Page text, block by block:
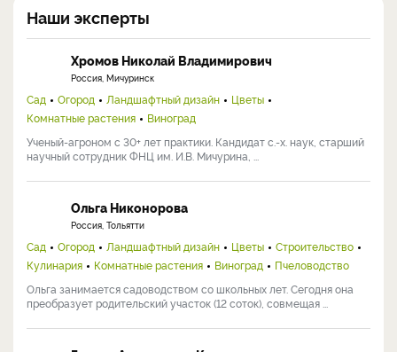
Наши эксперты
Хромов Николай Владимирович
Россия, Мичуринск
Сад Огород Ландшафтный дизайн
Цветы
Комнатные растения
Виноград
Ученый-агроном с 30+ лет практики. Кандидат с.-х. наук, старший
научный сотрудник ФНЦ им. И.В. Мичурина, ...
Ольга Никонорова
Россия, Тольятти
Сад Огород Ландшафтный дизайн Цветы
Строительство
Кулинария
Комнатные растения Виноград
Пчеловодство
Ольга занимается садоводством со школьных лет. Сегодня она
преобразует родительский участок (12 соток), совмещая ...